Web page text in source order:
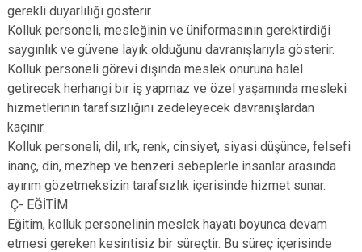
gerekli duyarlılığı gösterir.
Kolluk personeli, mesleğinin ve üniformasının gerektirdiği
saygınlık ve güvene layık olduğunu davranışlarıyla gösterir.
Kolluk personeli görevi dışında meslek onuruna halel
getirecek herhangi bir iş yapmaz ve özel yaşamında mesleki
hizmetlerinin tarafsızlığını zedeleyecek davranışlardan
kaçınır.
Kolluk personeli, dil, ırk, renk, cinsiyet, siyasi düşünce, felsefi
inanç, din, mezhep ve benzeri sebeplerle insanlar arasında
ayırım gözetmeksizin tarafsızlık içerisinde hizmet sunar.
Ç- EĞİTİM
Eğitim, kolluk personelinin meslek hayatı boyunca devam
etmesi gereken kesintisiz bir süreçtir. Bu süreç içerisinde